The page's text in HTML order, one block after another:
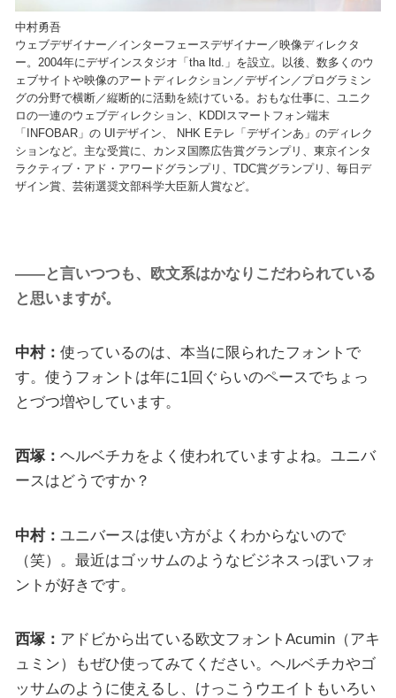
中村勇吾
ウェブデザイナー／インターフェースデザイナー／映像ディレクタ
ー。2004年にデザインスタジオ「tha ltd.」を設立。以後、数多くのウ
ェブサイトや映像のアートディレクション／デザイン／プログラミン
グの分野で横断／縦断的に活動を続けている。おもな仕事に、ユニク
ロの一連のウェブディレクション、KDDIスマートフォン端末
「INFOBAR」の UIデザイン、 NHK Eテレ「デザインあ」のディレク
ションなど。主な受賞に、カンヌ国際広告賞グランプリ、東京インタ
ラクティブ・アド・アワードグランプリ、TDC賞グランプリ、毎日デ
ザイン賞、芸術選奨文部科学大臣新人賞など。
――と言いつつも、欧文系はかなりこだわられている
と思いますが。
中村： 使っているのは、本当に限られたフォントで
す。使うフォントは年に1回ぐらいのペースでちょっ
とづつ増やしています。
西塚： ヘルベチカをよく使われていますよね。ユニバ
ースはどうですか？
中村： ユニバースは使い方がよくわからないので
（笑）。最近はゴッサムのようなビジネスっぽいフォ
ントが好きです。
西塚： アドビから出ている欧文フォントAcumin（アキ
ュミン）もぜひ使ってみてください。ヘルベチカやゴ
ッサムのように使えるし、けっこうウエイトもいろい